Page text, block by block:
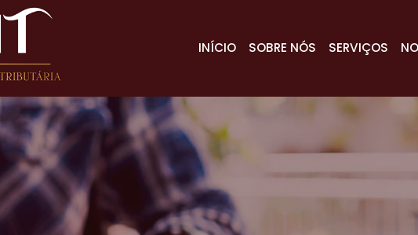
INÍCIO SOBRE NÓS SERVIÇOS